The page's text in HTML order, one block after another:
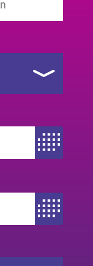
Zeitraum von
Zeitraum bis